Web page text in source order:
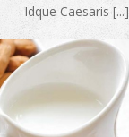
Idque Caesaris [...]